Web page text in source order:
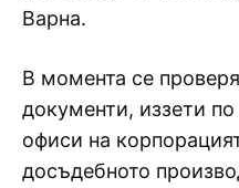
Варна.
В момента се
документи, иззети
офиси на
досъдебното